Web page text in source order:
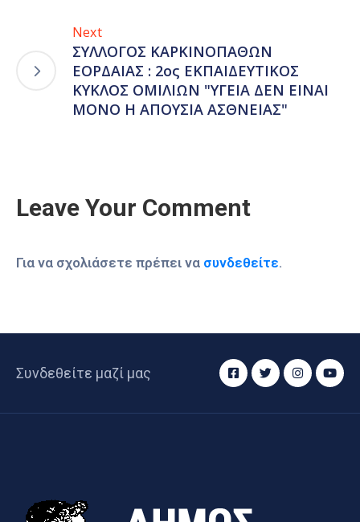
Next
ΣΥΛΛΟΓΟΣ ΚΑΡΚΙΝΟΠΑΘΩΝ
ΕΟΡΔΑΙΑΣ : 2ος ΕΚΠΑΙΔΕΥΤΙΚΟΣ
ΚΥΚΛΟΣ ΟΜΙΛΙΩΝ "ΥΓΕΙΑ ΔΕΝ ΕΙΝΑΙ
ΜΟΝΟ Η ΑΠΟΥΣΙΑ ΑΣΘΝΕΙΑΣ"
Leave Your Comment
Για να σχολιάσετε πρέπει να συνδεθείτε.
Συνδεθείτε μαζί μας